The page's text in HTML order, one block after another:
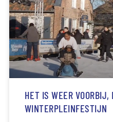
HET IS WEER VOORBIJ,
WINTERPLEINFESTIJN